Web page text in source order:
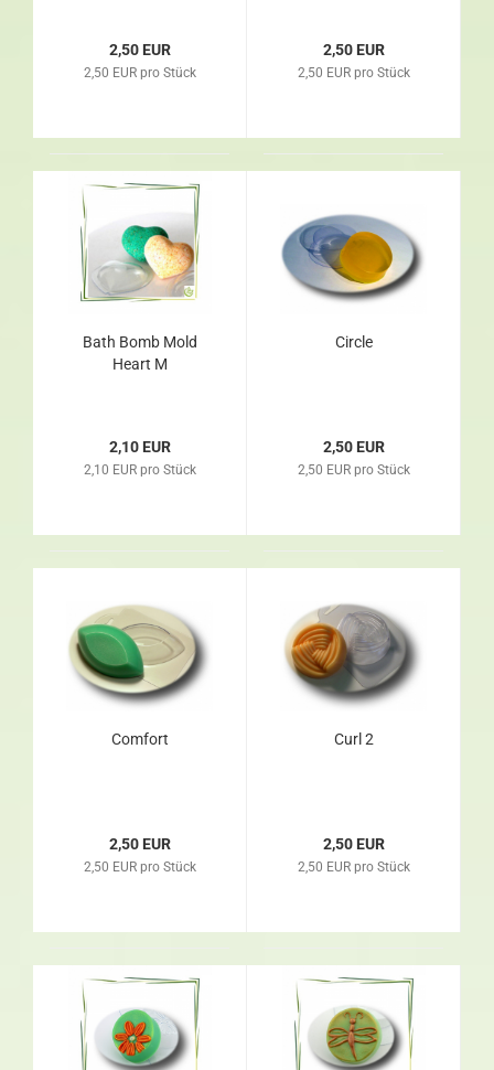
2,50 EUR
2,50 EUR pro Stück
2,50 EUR
2,50 EUR pro Stück
Bath Bomb Mold
Heart M
2,10 EUR
2,10 EUR pro Stück
Circle
2,50 EUR
2,50 EUR pro Stück
Comfort
2,50 EUR
2,50 EUR pro Stück
Curl 2
2,50 EUR
2,50 EUR pro Stück